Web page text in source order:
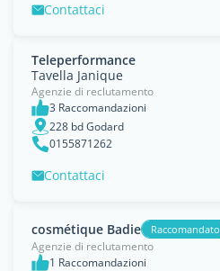
Contattaci
Teleperformance
Tavella Janique
Agenzie di reclutamento
3 Raccomandazioni
228 bd Godard
0155871262
Contattaci
cosmétique Badie Raccomandato
Agenzie di reclutamento
1 Raccomandazioni